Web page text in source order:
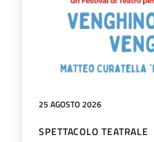
25 AGOSTO 2026
SPETTACOLO TEATRALE